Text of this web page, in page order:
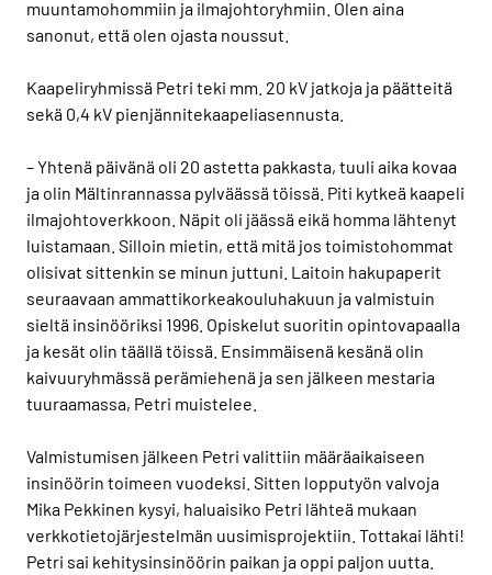
muuntamohommiin ja ilmajohtoryhmiin. Olen aina
sanonut, että olen ojasta noussut.
Kaapeliryhmissä Petri teki mm. 20 kV jatkoja ja päätteitä
sekä 0,4 kV pienjännitekaapeliasennusta.
– Yhtenä päivänä oli 20 astetta pakkasta, tuuli aika kovaa
ja olin Mältinrannassa pylväässä töissä. Piti kytkeä kaapeli
ilmajohtoverkkoon. Näpit oli jäässä eikä homma lähtenyt
luistamaan. Silloin mietin, että mitä jos toimistohommat
olisivat sittenkin se minun juttuni. Laitoin hakupaperit
seuraavaan ammattikorkeakouluhakuun ja valmistuin
sieltä insinööriksi 1996. Opiskelut suoritin opintovapaalla
ja kesät olin täällä töissä. Ensimmäisenä kesänä olin
kaivuuryhmässä perämiehenä ja sen jälkeen mestaria
tuuraamassa, Petri muistelee.
Valmistumisen jälkeen Petri valittiin määräaikaiseen
insinöörin toimeen vuodeksi. Sitten lopputyön valvoja
Mika Pekkinen kysyi, haluaisiko Petri lähteä mukaan
verkkotietojärjestelmän uusimisprojektiin. Tottakai lähti!
Petri sai kehitysinsinöörin paikan ja oppi paljon uutta.